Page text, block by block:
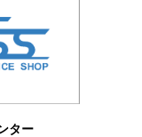
ター